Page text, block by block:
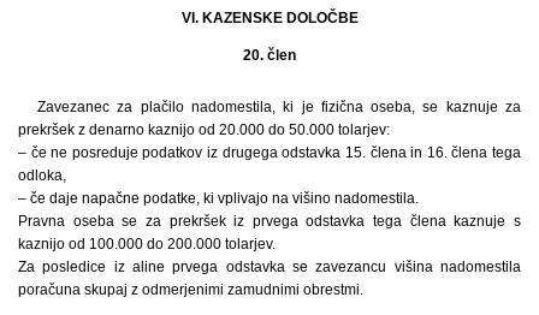
VI. KAZENSKE DOLOČBE
20. člen
Zavezanec za plačilo nadomestila, ki je fizična oseba, se kaznuje za
prekršek z denarno kaznijo od 20.000 do 50.000 tolarjev:
– če ne posreduje podatkov iz drugega odstavka 15. člena in 16. člena tega
odloka,
– če daje napačne podatke, ki vplivajo na višino nadomestila.
Pravna oseba se za prekršek iz prvega odstavka tega člena kaznuje s
kaznijo od 100.000 do 200.000 tolarjev.
Za posledice iz aline prvega odstavka se zavezancu višina nadomestila
poračuna skupaj z odmerjenimi zamudnimi obrestmi.